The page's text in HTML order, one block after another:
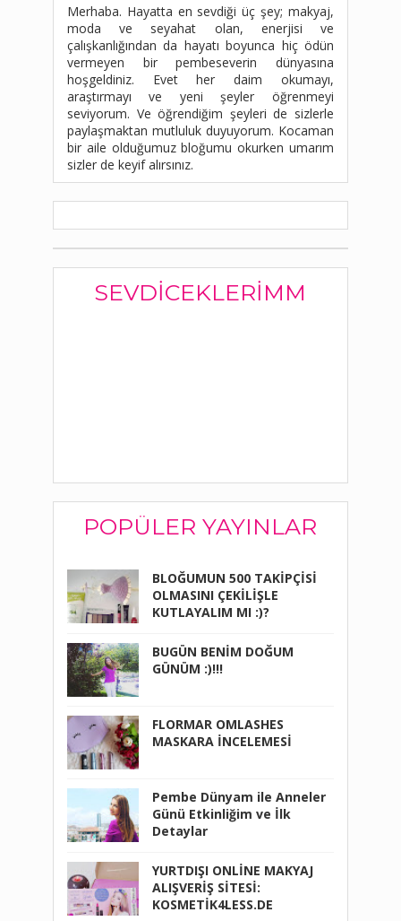
Merhaba. Hayatta en sevdiği üç şey; makyaj,
moda ve seyahat olan, enerjisi ve
çalışkanlığından da hayatı boyunca hiç ödün
vermeyen bir pembeseverin dünyasına
hoşgeldiniz. Evet her daim okumayı,
araştırmayı ve yeni şeyler öğrenmeyi
seviyorum. Ve öğrendiğim şeyleri de sizlerle
paylaşmaktan mutluluk duyuyorum. Kocaman
bir aile olduğumuz bloğumu okurken umarım
sizler de keyif alırsınız.
SEVDICEKLERIMM
POPÜLER YAYINLAR
BLOĞUMUN 500 TAKİPÇİSİ
OLMASINI ÇEKİLİŞLE
KUTLAYALIM MI :)?
BUGÜN BENİM DOĞUM
GÜNÜM :)!!!
FLORMAR OMLASHES
MASKARA İNCELEMESİ
Pembe Dünyam ile Anneler
Günü Etkinliğim ve İlk
Detaylar
YURTDIŞI ONLİNE MAKYAJ
ALIŞVERİŞ SİTESİ:
KOSMETİK4LESS.DE